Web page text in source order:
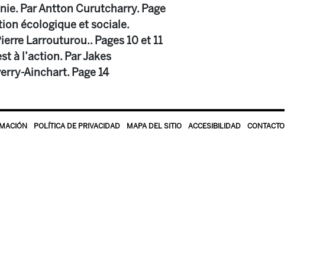
Par Antton Curutcharry. Page
écologique et sociale.
Larrouturou.. Pages 10 et 11
à l’action. Par Jakes
Ainchart. Page 14
POLÍTICA DE PRIVACIDAD MAPA DEL SITIO ACCESIBILIDAD CONTACTO